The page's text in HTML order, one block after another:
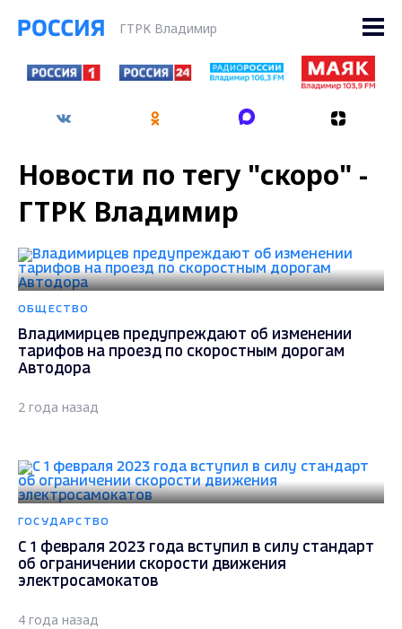
ГТРК Владимир
Новости по тегу "скоро" -
ГТРК Владимир
ОБЩЕСТВО
Владимирцев предупреждают об изменении
тарифов на проезд по скоростным дорогам
Автодора
2 года назад
ГОСУДАРСТВО
С 1 февраля 2023 года вступил в силу стандарт
об ограничении скорости движения
электросамокатов
4 года назад